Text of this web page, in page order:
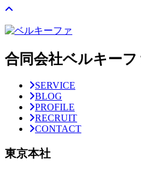
合同会社ベルキー
SERVICE
BLOG
PROFILE
RECRUIT
CONTACT
東京本社